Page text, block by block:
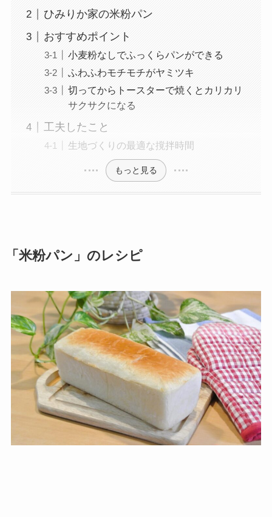
ひみりか家の米粉パン
おすすめポイント
小麦粉なしでふっくらパンができる
ふわふわモチモチがヤミツキ
切ってからトースターで焼くとカリカリ
サクサクになる
工夫したこと
生地づくりの最適な撹拌時間
もっと見る
「米粉パン」のレシピ